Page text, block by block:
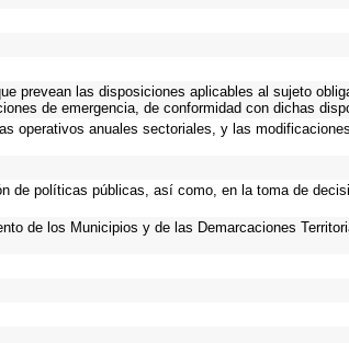
prevean las disposiciones aplicables al sujeto
de emergencia, de conformidad con dichas
operativos anuales sectoriales, y las
de políticas públicas, así como, en la toma de
de los Municipios y de las Demarcaciones